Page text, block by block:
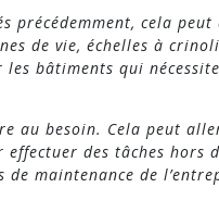
précédemment, cela
de vie, échelles à
bâtiments qui
besoin. Cela peut
des tâches hors
maintenance de